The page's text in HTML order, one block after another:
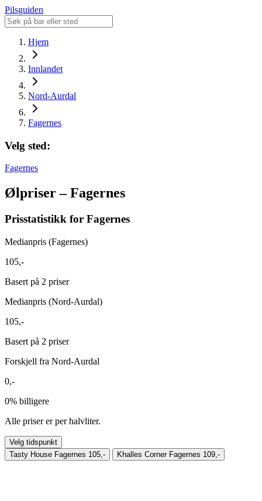
Pilsguiden
Hjem
Innlandet
Nord-Aurdal
Fagernes
Velg sted:
Fagernes
Ølpriser – Fagernes
Prisstatistikk for Fagernes
Medianpris (Fagernes)
105,-
Basert på 2 priser
Medianpris (Nord-Aurdal)
105,-
Basert på 2 priser
Forskjell fra Nord-Aurdal
0,-
0% billigere
Alle priser er per halvliter.
Velg tidspunkt
Tasty House Fagernes 105,- Khalles Corner Fagernes 109,-